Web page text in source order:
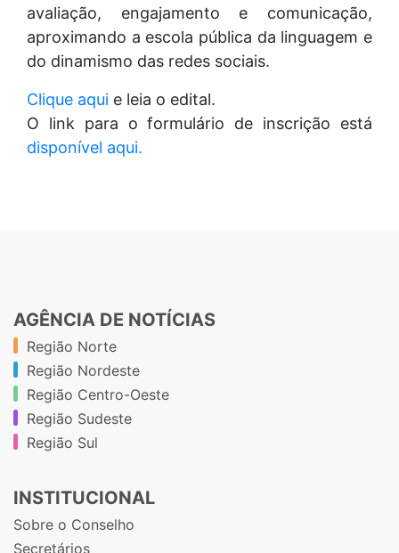
avaliação, engajamento e comunicação,
aproximando a escola pública da linguagem e
do dinamismo das redes sociais.
Clique aqui e leia o edital.
O link para o formulário de inscrição está
disponível aqui.
AGÊNCIA DE NOTÍCIAS
Região Norte
Região Nordeste
Região Centro-Oeste
Região Sudeste
Região Sul
INSTITUCIONAL
Sobre o Conselho
Secretários